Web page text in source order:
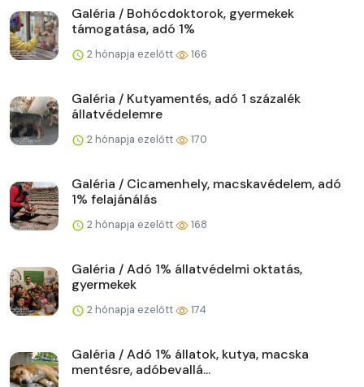
Galéria / Bohócdoktorok, gyermekek
támogatása, adó 1%
2 hónapja ezelőtt 166
Galéria / Kutyamentés, adó 1 százalék
állatvédelemre
2 hónapja ezelőtt 170
Galéria / Cicamenhely, macskavédelem, adó
1% felajánálás
2 hónapja ezelőtt 168
Galéria / Adó 1% állatvédelmi oktatás,
gyermekek
2 hónapja ezelőtt 174
Galéria / Adó 1% állatok, kutya, macska
mentésre, adóbevallá...